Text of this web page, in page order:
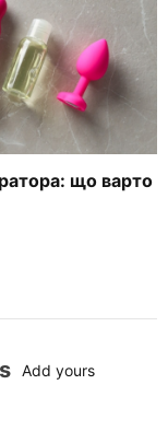
що варто
Add yours